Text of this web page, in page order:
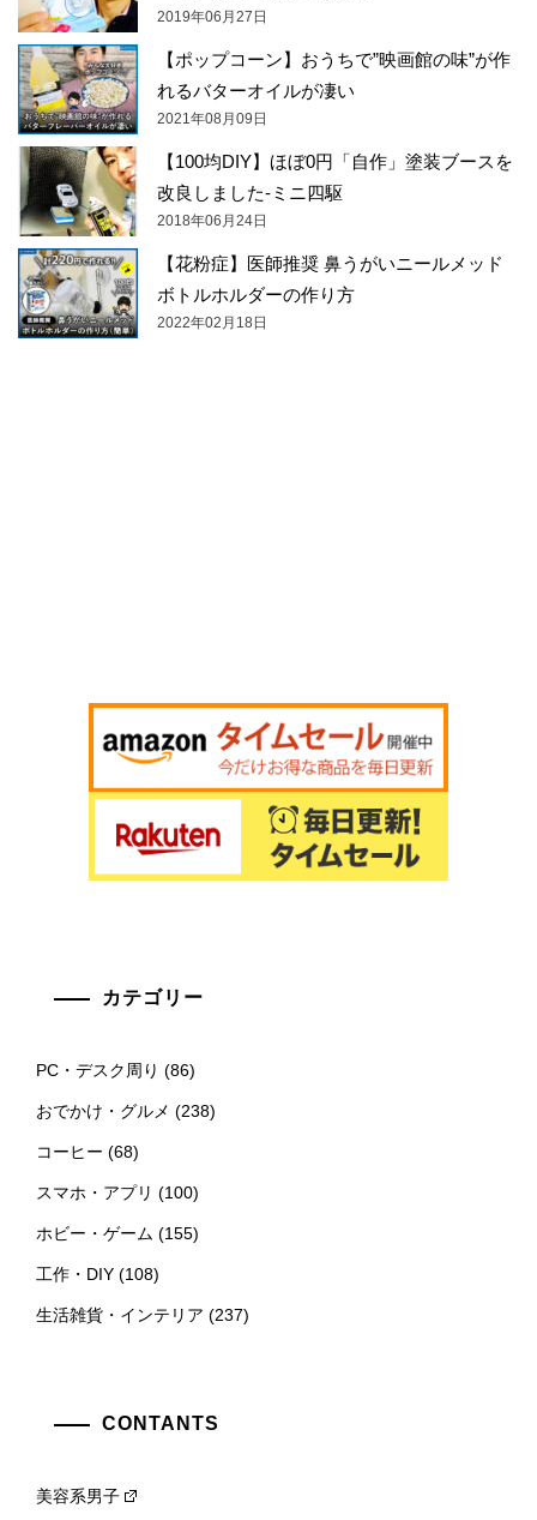
2019年06月27日
【ポップコーン】おうちで”映画館の味”が作
れるバターオイルが凄い
2021年08月09日
【100均DIY】ほぼ0円「自作」塗装ブースを
改良しました-ミニ四駆
2018年06月24日
【花粉症】医師推奨 鼻うがいニールメッド
ボトルホルダーの作り方
2022年02月18日
カテゴリー
PC・デスク周り (86)
おでかけ・グルメ (238)
コーヒー (68)
スマホ・アプリ (100)
ホビー・ゲーム (155)
工作・DIY (108)
生活雑貨・インテリア (237)
CONTANTS
美容系男子